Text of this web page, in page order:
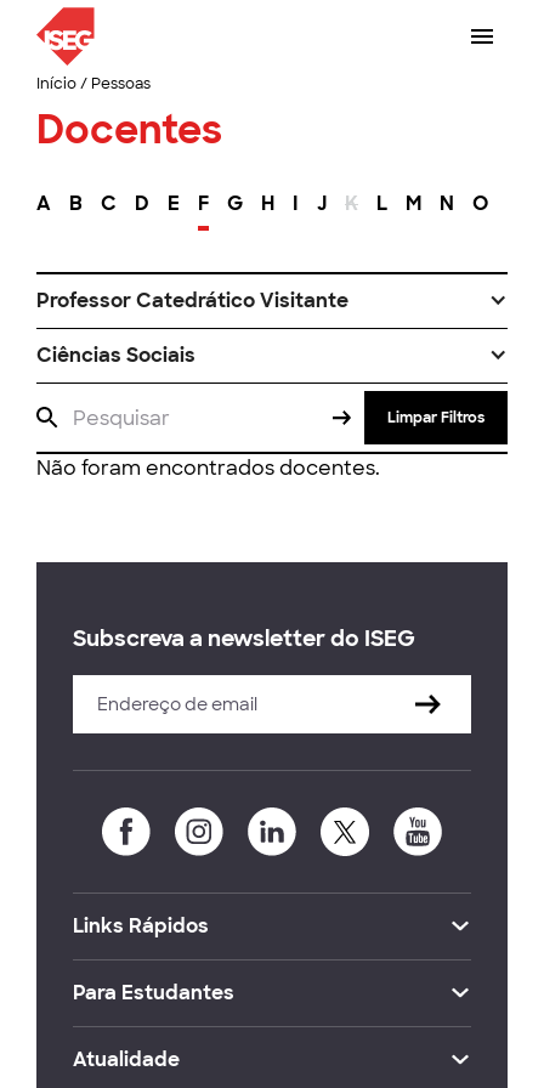
Início/ Pessoas
Docentes
A B C D E F G H I J K L M N O
Professor Catedrático Visitante
Ciências Sociais
Limpar Filtros
Não foram encontrados docentes.
Subscreva a newsletter do ISEG
Links Rápidos
Para Estudantes
Atualidade